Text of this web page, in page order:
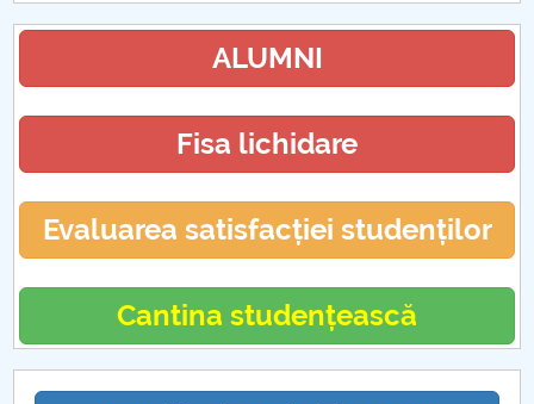
ALUMNI
Fisa lichidare
Evaluarea satisfacției studenților
Cantina studențească